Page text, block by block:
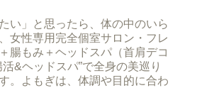
い」と思ったら、体の中のいら
女性専用完全個室サロン・フレ
腸もみ＋ヘッドスパ（首肩デコ
&ヘッドスパ”で全身の美巡り
。よもぎは、体調や目的に合わ